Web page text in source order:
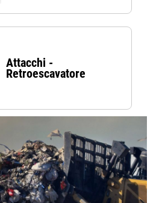
Attacchi -
Retroescavatore